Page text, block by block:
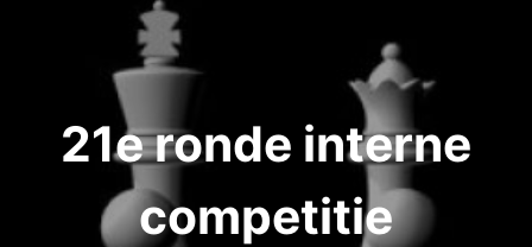
21e ronde interne
competitie